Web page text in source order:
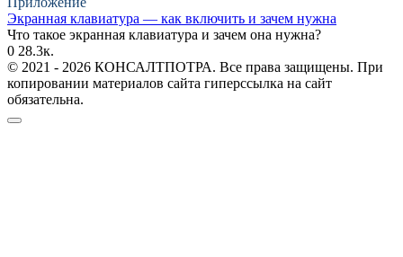
Экранная клавиатура — как включить и зачем нужна
Что такое экранная клавиатура и зачем она нужна?
0 28.3к.
© 2021 - 2026 КОНСАЛТПОТРА. Все права защищены. При
копировании материалов сайта гиперссылка на сайт
обязательна.